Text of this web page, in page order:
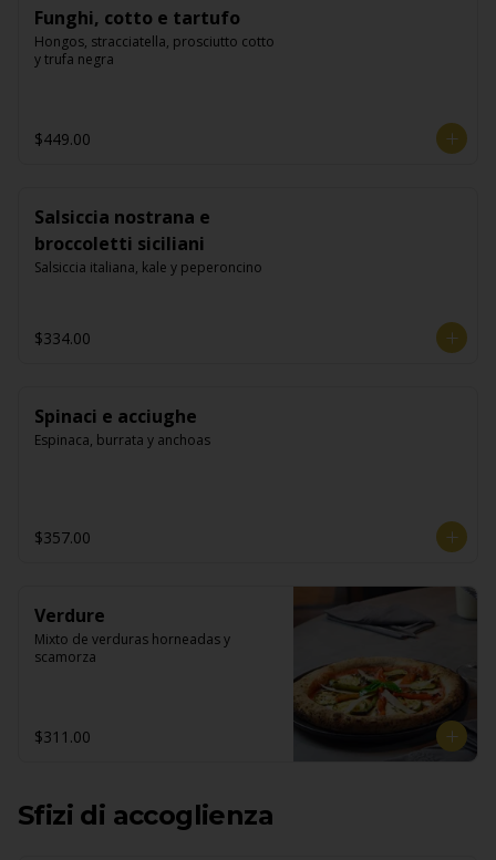
Funghi, cotto e tartufo
Hongos, stracciatella, prosciutto cotto
y trufa negra
$449.00
Salsiccia nostrana e
broccoletti siciliani
Salsiccia italiana, kale y peperoncino
$334.00
Spinaci e acciughe
Espinaca, burrata y anchoas
$357.00
Verdure
Mixto de verduras horneadas y
scamorza
$311.00
Sfizi di accoglienza